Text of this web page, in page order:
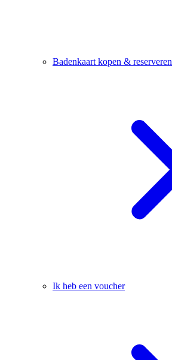
Badenkaart kopen & reserveren
Ik heb een voucher